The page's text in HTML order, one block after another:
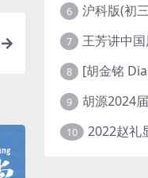
6
7
8
9
10